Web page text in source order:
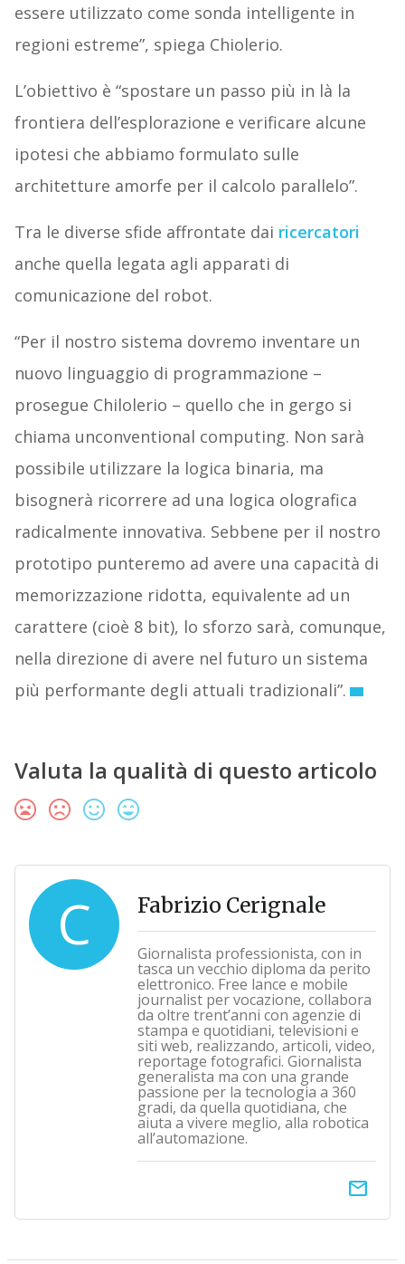
essere utilizzato come sonda intelligente in
regioni estreme”, spiega Chiolerio.
L’obiettivo è “spostare un passo più in là la
frontiera dell’esplorazione e verificare alcune
ipotesi che abbiamo formulato sulle
architetture amorfe per il calcolo parallelo”.
Tra le diverse sfide affrontate dai ricercatori
anche quella legata agli apparati di
comunicazione del robot.
“Per il nostro sistema dovremo inventare un
nuovo linguaggio di programmazione –
prosegue Chilolerio – quello che in gergo si
chiama unconventional computing. Non sarà
possibile utilizzare la logica binaria, ma
bisognerà ricorrere ad una logica olografica
radicalmente innovativa. Sebbene per il nostro
prototipo punteremo ad avere una capacità di
memorizzazione ridotta, equivalente ad un
carattere (cioè 8 bit), lo sforzo sarà, comunque,
nella direzione di avere nel futuro un sistema
più performante degli attuali tradizionali”.
Valuta la qualità di questo articolo
C Fabrizio Cerignale
Giornalista professionista, con in
tasca un vecchio diploma da perito
elettronico. Free lance e mobile
journalist per vocazione, collabora
da oltre trent’anni con agenzie di
stampa e quotidiani, televisioni e
siti web, realizzando, articoli, video,
reportage fotografici. Giornalista
generalista ma con una grande
passione per la tecnologia a 360
gradi, da quella quotidiana, che
aiuta a vivere meglio, alla robotica
all’automazione.
email